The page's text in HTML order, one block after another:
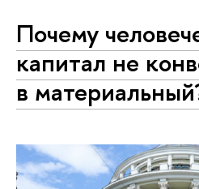
Почему
капитал не
в